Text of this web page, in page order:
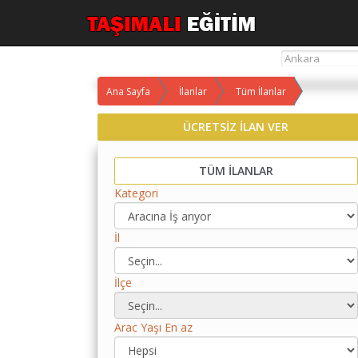
Hesaplama
Ana Sayfa İlanlar Tüm İlanlar
ÜCRETSİZ İLAN VER
TÜM İLANLAR
Kategori
İl
İlçe
Arac Yaşı En az